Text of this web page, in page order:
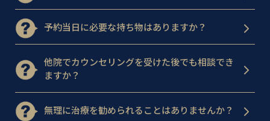
予約当日に必要な持ち物はありますか？
他院でカウンセリングを受けた後でも相談でき
ますか？
無理に治療を勧められることはありませんか？